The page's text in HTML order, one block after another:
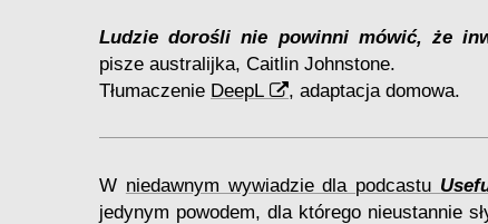
Ludzie dorośli nie powinni mówić, że
pisze australijka, Caitlin Johnstone.
Tłumaczenie DeepL , adaptacja domowa.
W niedawnym wywiadzie dla podcastu
jedynym powodem, dla którego nieustannie